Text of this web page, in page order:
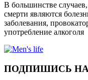
В большинстве
смерти являются
заболевания,
употребление алкоголя
ПОДПИШИСЬ